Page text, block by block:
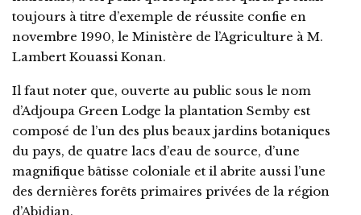
toujours à titre d’exemple de réussite confie en
novembre 1990, le Ministère de l’Agriculture à M.
Lambert Kouassi Konan.
Il faut noter que, ouverte au public sous le nom
d’Adjoupa Green Lodge la plantation Semby est
composé de l’un des plus beaux jardins botaniques
du pays, de quatre lacs d’eau de source, d’une
magnifique bâtisse coloniale et il abrite aussi l’une
des dernières forêts primaires privées de la région
d’Abidjan.